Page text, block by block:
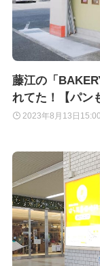
藤江の「
れてた！【パン
2023年8月13日 15:00